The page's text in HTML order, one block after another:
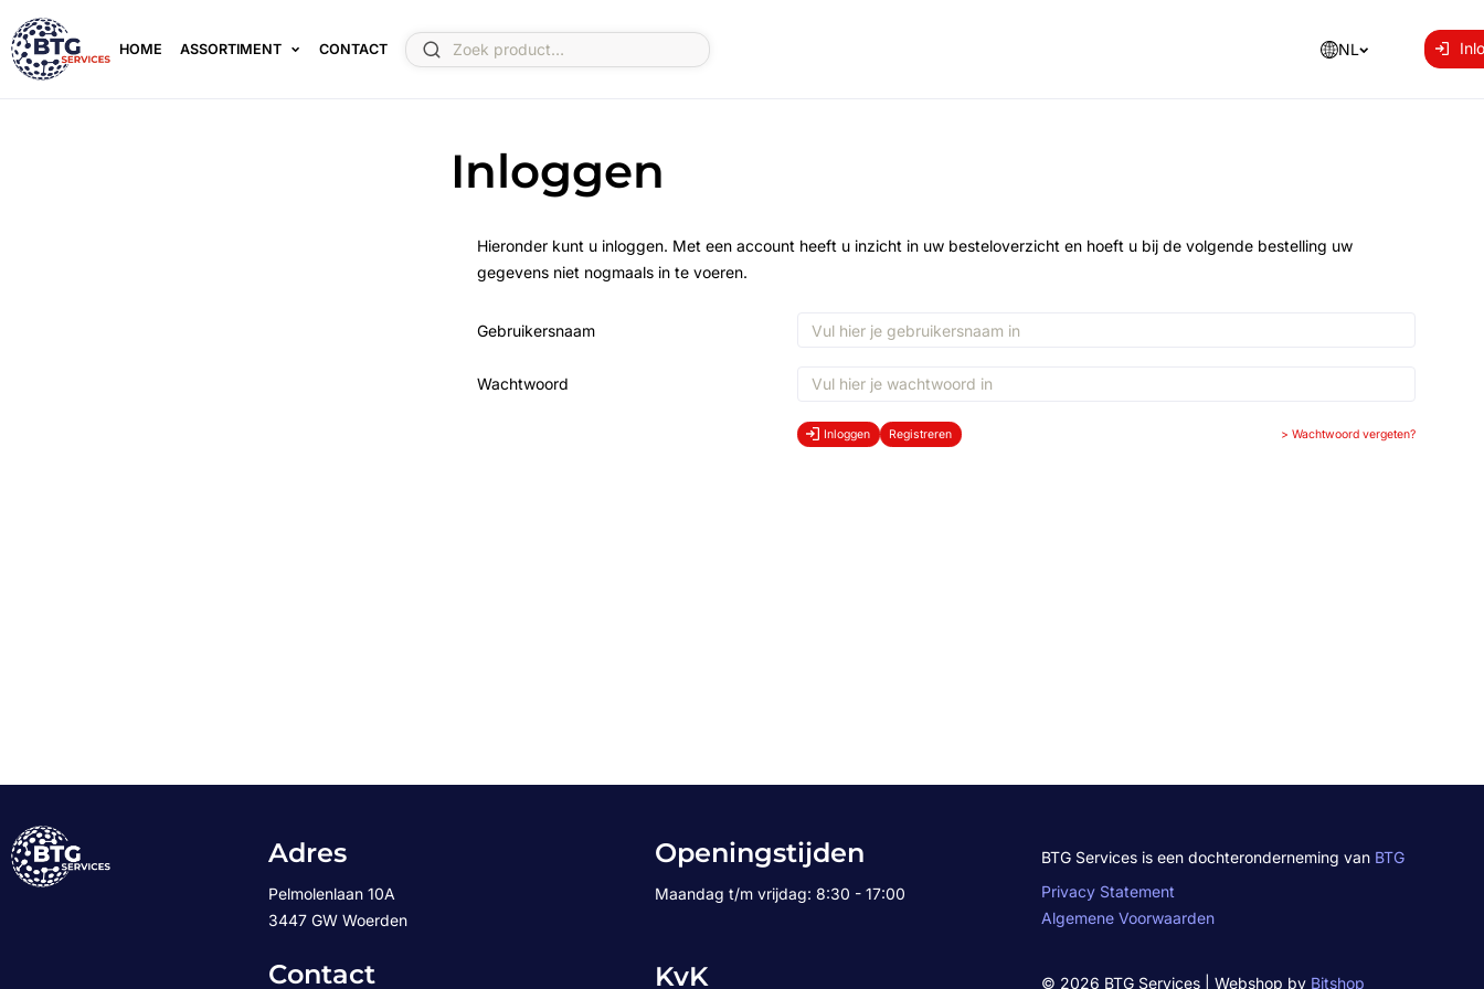
HOME ASSORTIMENT CONTACT NL
Inloggen
Hieronder kunt u inloggen. Met een account heeft u inzicht in uw besteloverzicht en hoeft u bij de volgende bestelling uw
gegevens niet nogmaals in te voeren.
Gebruikersnaam
Wachtwoord
Inloggen Registreren >Wachtwoord vergeten?
Adres
Pelmolenlaan 10A
3447 GW Woerden
Contact
Openingstijden
Maandag t/m vrijdag: 8:30 - 17:00
KvK
BTG Services is een dochteronderneming van BTG
Privacy Statement
Algemene Voorwaarden
© 2026 BTG Services | Webshop by Bitshop